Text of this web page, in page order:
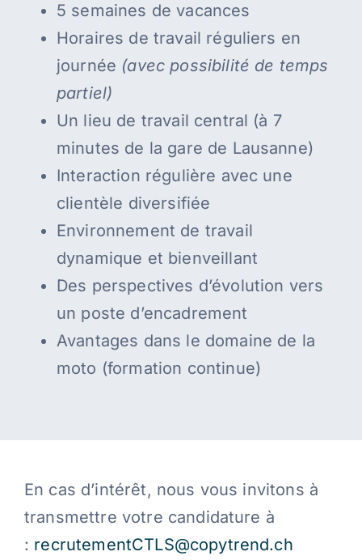
5 semaines de vacances
Horaires de travail réguliers en
journée (avec possibilité de temps
partiel)
Un lieu de travail central (à 7
minutes de la gare de Lausanne)
Interaction régulière avec une
clientèle diversifiée
Environnement de travail
dynamique et bienveillant
Des perspectives d’évolution vers
un poste d’encadrement
Avantages dans le domaine de la
moto (formation continue)
En cas d’intérêt, nous vous invitons à
transmettre votre candidature à
: recrutementCTLS@copytrend.ch